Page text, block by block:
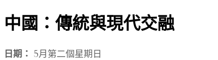
中國：傳統與現代交融
日期：
5月第二個星期日